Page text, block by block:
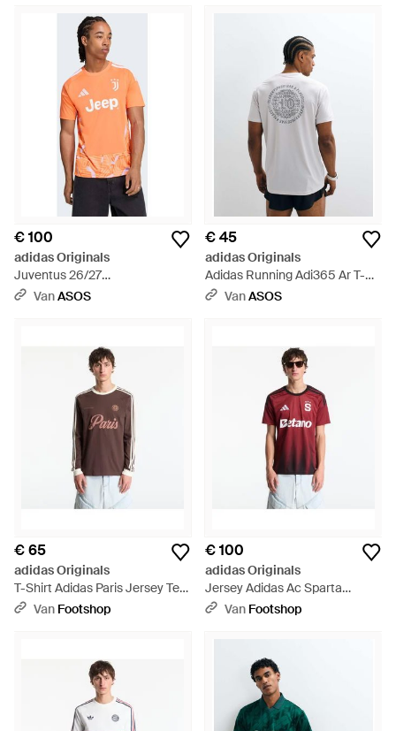
€ 100
adidas Originals
Juventus 26/27
Thuisdoelmanshirt - Oranje
VanASOS
€ 45
adidas Originals
Adidas Running Adi365 Ar T-
Shirt Met Print Op De
VanASOS
€ 65
adidas Originals
T-Shirt Adidas Paris Jersey Tee
- Bruin
Van Footshop
€ 100
adidas Originals
Jersey Adidas Ac Sparta
Prague 26/27 Home Jersey
Van Footshop